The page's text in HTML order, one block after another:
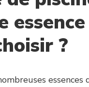
?
essences